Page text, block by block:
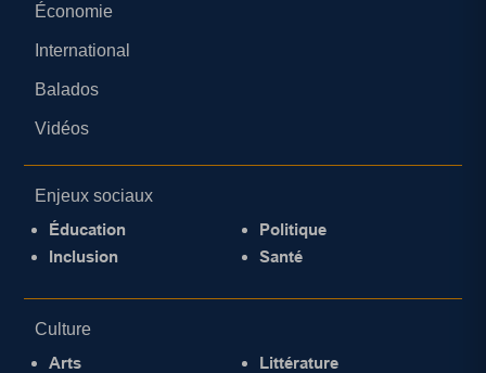
Économie
International
Balados
Vidéos
Enjeux sociaux
Éducation
Inclusion
Politique
Santé
Culture
Arts
Littérature